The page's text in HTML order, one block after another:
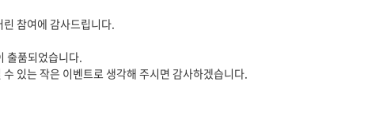
참여에 감사드립니다.
출품되었습니다.
있는 작은 이벤트로 생각해 주시면 감사하겠습니다.